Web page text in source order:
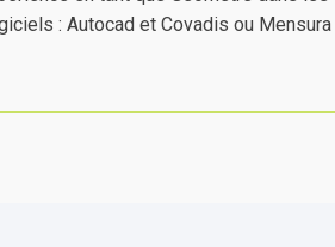
: Autocad et Covadis ou Mensura